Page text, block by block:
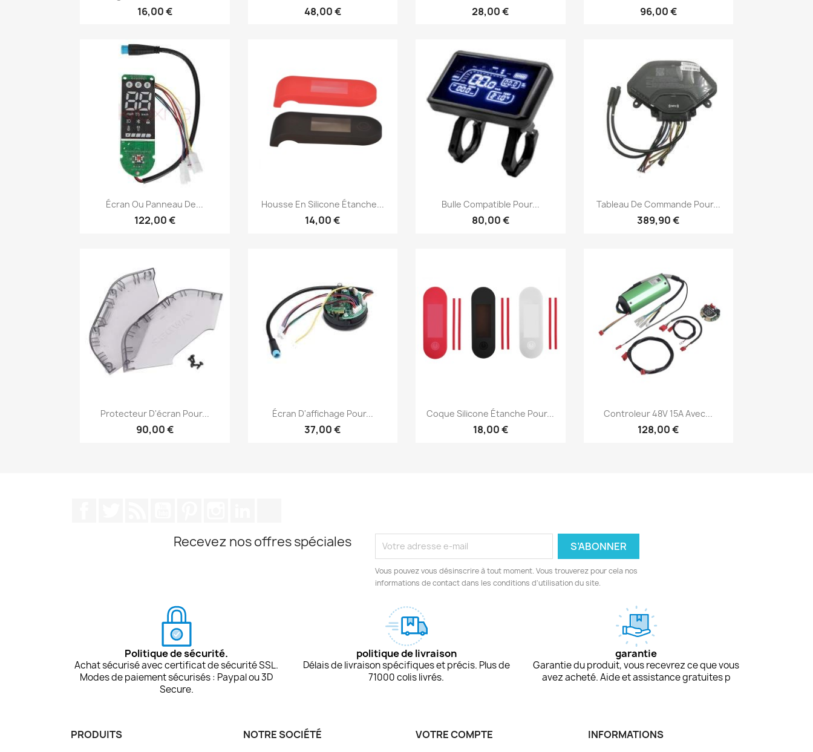
16,00 € 48,00 € 28,00 € 96,00 €
Aperçu rapide
Écran Ou Panneau De...
122,00 €
 Aperçu rapide
Housse En Silicone Étanche...
14,00 €
Aperçu rapide
Bulle Compatible Pour...
80,00 €
 Aperçu rapide
Tableau De Commande Pour...
389,90 €
Aperçu rapide
Protecteur D'écran Pour...
90,00 €
Aperçu rapide
Écran D'affichage Pour...
37,00 €
Aperçu rapide
Coque Silicone Étanche Pour...
18,00 €
Aperçu rapide
Controleur 48V 15A Avec...
128,00 €
Recevez nos offres spéciales
Vous pouvez vous désinscrire à tout moment. Vous trouverez pour cela nos
informations de contact dans les conditions d'utilisation du site.
Politique de sécurité.
Achat sécurisé avec certificat de sécurité SSL.
Modes de paiement sécurisés : Paypal ou 3D
Secure.
politique de livraison
Délais de livraison spécifiques et précis. Plus de
71000 colis livrés.
garantie
Garantie du produit, vous recevrez ce que vous
avez acheté. Aide et assistance gratuites p
PRODUITS NOTRE SOCIÉTÉ VOTRE COMPTE INFORMATIONS